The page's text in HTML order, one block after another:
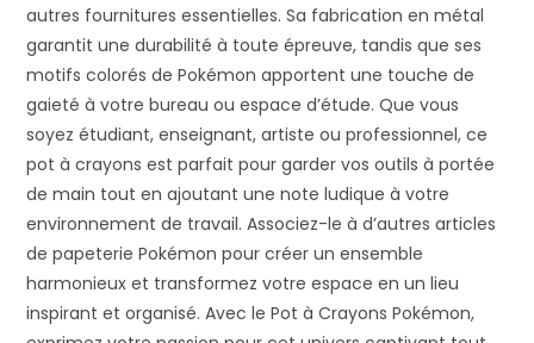
autres fournitures essentielles. Sa fabrication en métal
garantit une durabilité à toute épreuve, tandis que ses
motifs colorés de Pokémon apportent une touche de
gaieté à votre bureau ou espace d’étude. Que vous
soyez étudiant, enseignant, artiste ou professionnel, ce
pot à crayons est parfait pour garder vos outils à portée
de main tout en ajoutant une note ludique à votre
environnement de travail. Associez-le à d’autres articles
de papeterie Pokémon pour créer un ensemble
harmonieux et transformez votre espace en un lieu
inspirant et organisé. Avec le Pot à Crayons Pokémon,